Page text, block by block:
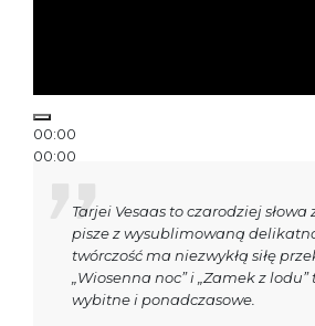
00:00
00:00
Tarjei Vesaas to czarodziej słowa
pisze z wysublimowaną
twórczość ma niezwykłą siłę
„Wiosenna noc” i „Zamek z
wybitne i ponadczasowe.